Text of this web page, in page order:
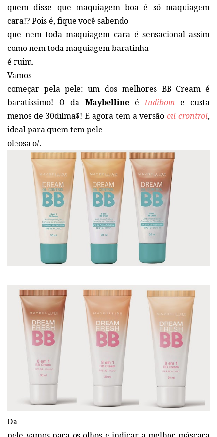
quem disse que maquiagem boa é só maquiagem
cara!? Pois é, fique você sabendo
que nem toda maquiagem cara é sensacional assim
como nem toda maquiagem baratinha
é ruim.
Vamos
começar pela pele: um dos melhores BB Cream é
baratíssimo! O da Maybellineé tudibome custa
menos de 30dilma$! E agora tem a versão oil crontrol,
ideal para quem tem pele
oleosa o/.
Da